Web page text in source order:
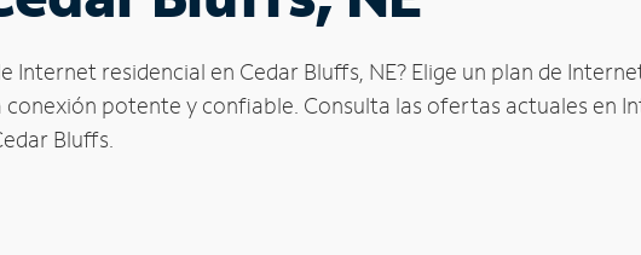
Internet residencial en Cedar Bluffs, NE? Elige un plan de
conexión potente y confiable. Consulta las ofertas actuales en
Bluffs.